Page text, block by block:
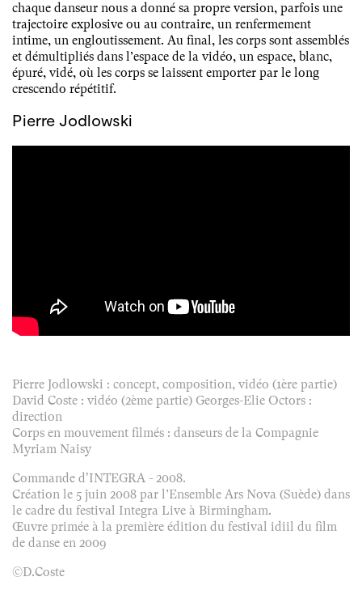
chaque danseur nous a donné sa propre version, parfois une
trajectoire explosive ou au contraire, un renfermement
intime, un engloutissement. Au final, les corps sont assemblés
et démultipliés dans l’espace de la vidéo, un espace, blanc,
épuré, vidé, où les corps se laissent emporter par le long
crescendo répétitif.
Pierre Jodlowski
Pierre Jodlowski : concept, composition, vidéo (1ère partie)
David Coste : vidéo (2ème partie) Georges-Elie Octors :
direction
Corps en mouvement filmés : danseurs de la Compagnie
Myriam Naisy
Commande d'INTEGRA - 2008.
Création le 5 juin 2008 par l’Ensemble Ars Nova (Suède) dans
le cadre du festival Integra Live à Birmingham.
Œuvre primée à la première édition du festival idiil du film
de danse en 2009
©D.Coste